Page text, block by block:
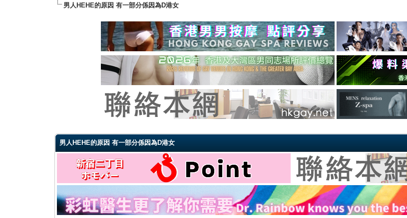
男人HEHE的原因 有一部分係因為D港女
男人HEHE的原因 有一部分係因為D港女